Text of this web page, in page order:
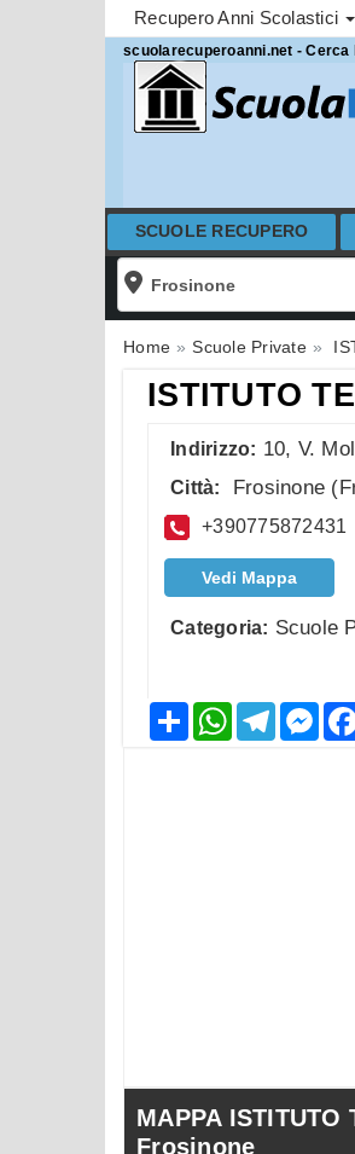
Recupero Anni Scolastici
scuolarecuperoanni.net -
SCUOLE RECUPERO
Home Scuole Private
ISTITUTO
Indirizzo: 10, V.
Città: Frosinone (
+390775872431
Vedi Mappa
Categoria: Scuole
CondividiWhatsAppTelegram
MAPPA ISTITUTO
Frosinone